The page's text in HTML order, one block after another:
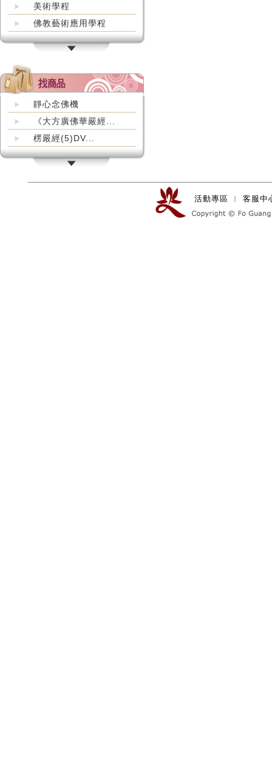
美術學程
佛教藝術應用學程
靜心念佛機
《大方廣佛華嚴經...
楞嚴經(5)DV...
活動專區 ︱ 客服中